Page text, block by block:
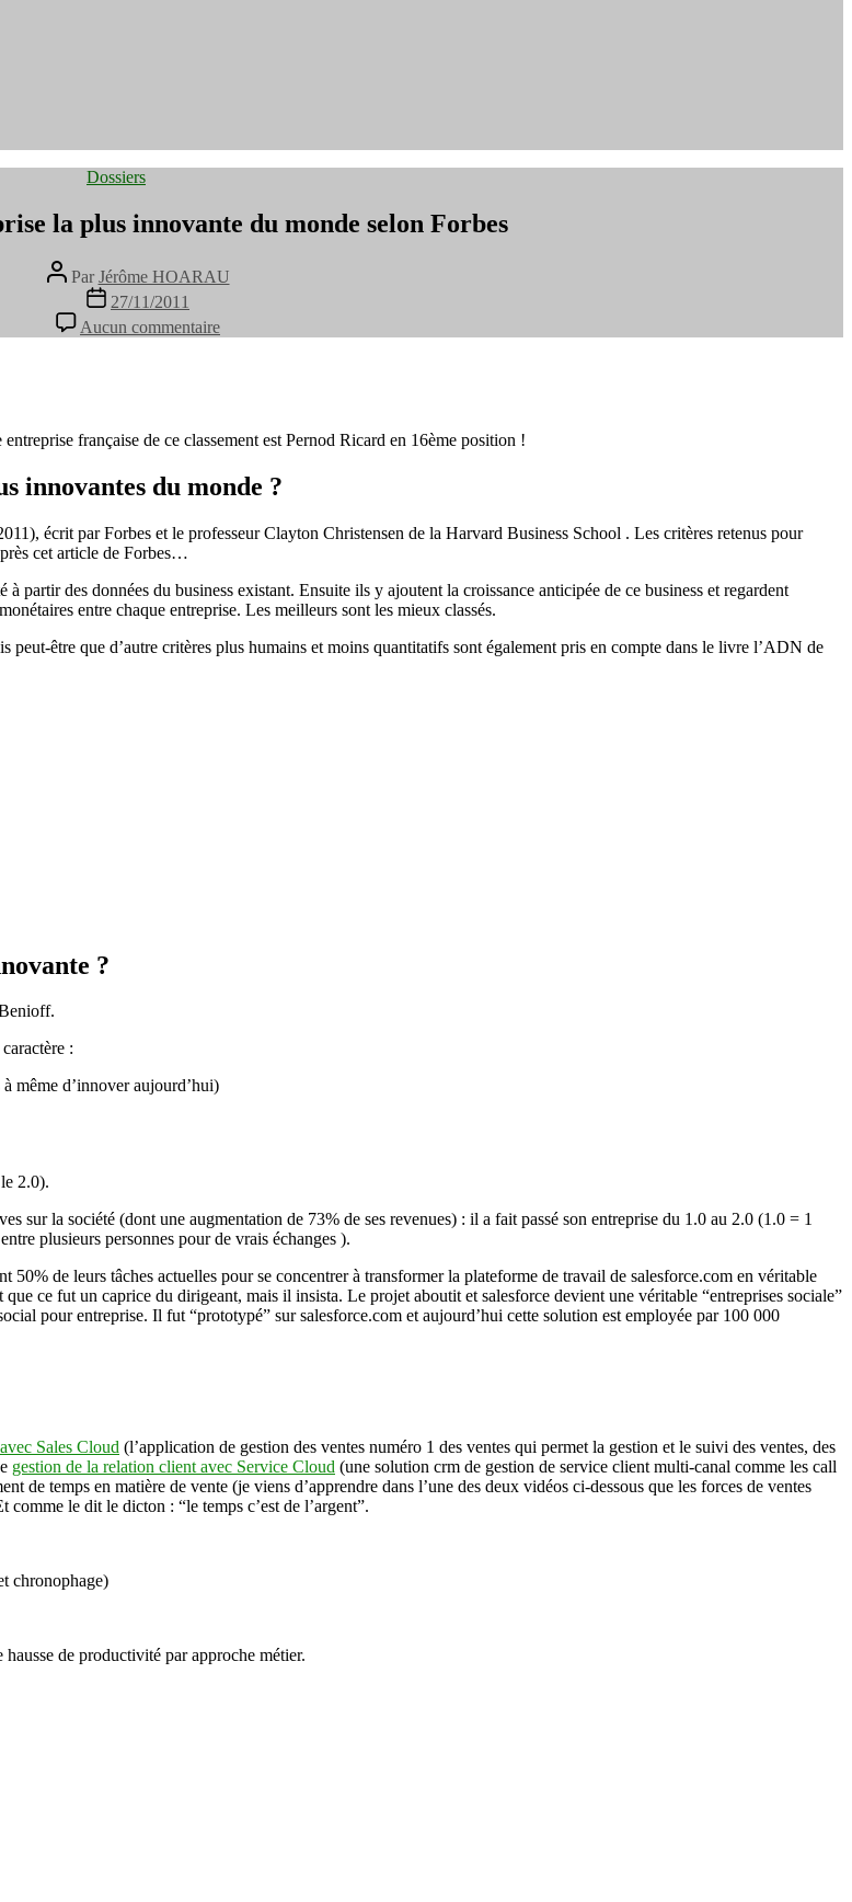
Catégories
Dossiers
la plus innovante du monde selon Forbes
Auteur
de
l’article
Par Jérôme HOARAU
Date
l’article
27/11/2011
Aucun commentaire
Salesforce.com
innovante
monde
selon
française de ce classement est Pernod Ricard en 16ème position !
innovantes du monde ?
écrit par Forbes et le professeur Clayton Christensen de la Harvard Business School . Les critères retenus pour
cet article de Forbes…
partir des données du business existant. Ensuite ils y ajoutent la croissance anticipée de ce business et regardent
entre chaque entreprise. Les meilleurs sont les mieux classés.
peut-être que d’autre critères plus humains et moins quantitatifs sont également pris en compte dans le livre l’ADN de
?
:
même d’innover aujourd’hui)
2.0).
sur la société (dont une augmentation de 73% de ses revenues) : il a fait passé son entreprise du 1.0 au 2.0 (1.0 = 1
plusieurs personnes pour de vrais échanges ).
de leurs tâches actuelles pour se concentrer à transformer la plateforme de travail de salesforce.com en véritable
ce fut un caprice du dirigeant, mais il insista. Le projet aboutit et salesforce devient une véritable “entreprises sociale”
pour entreprise. Il fut “prototypé” sur salesforce.com et aujourd’hui cette solution est employée par 100 000
Sales Cloud (l’application de gestion des ventes numéro 1 des ventes qui permet la gestion et le suivi des ventes, des
gestion de la relation client avec Service Cloud (une solution crm de gestion de service client multi-canal comme les call
de temps en matière de vente (je viens d’apprendre dans l’une des deux vidéos ci-dessous que les forces de ventes
le dit le dicton : “le temps c’est de l’argent”.
chronophage)
de productivité par approche métier.